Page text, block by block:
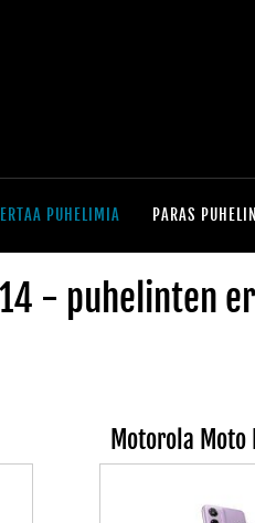
PUHELIMIA PARAS
- puhelinten
Motorola Moto